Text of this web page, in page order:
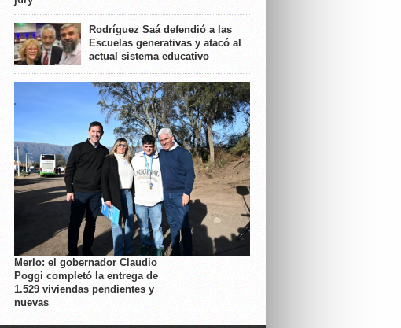
Rodríguez Saá defendió a las
Escuelas generativas y atacó al
actual sistema educativo
Merlo: el gobernador Claudio
Poggi completó la entrega de
1.529 viviendas pendientes y
nuevas